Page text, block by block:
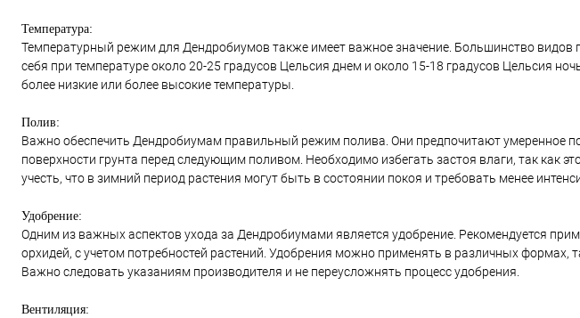
Температура:
Температурный режим для Дендробиумов также имеет важное значение. Большинство видов
себя при температуре около 20-25 градусов Цельсия днем и около 15-18 градусов Цельсия
более низкие или более высокие температуры.
Полив:
Важно обеспечить Дендробиумам правильный режим полива. Они предпочитают умеренное
поверхности грунта перед следующим поливом. Необходимо избегать застоя влаги, так как
учесть, что в зимний период растения могут быть в состоянии покоя и требовать менее
Удобрение:
Одним из важных аспектов ухода за Дендробиумами является удобрение. Рекомендуется
орхидей, с учетом потребностей растений. Удобрения можно применять в различных формах,
Важно следовать указаниям производителя и не переусложнять процесс удобрения.
Вентиляция: